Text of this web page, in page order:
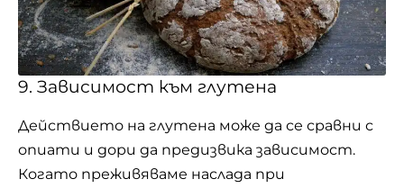
9. Зависимост към глутена
Действието на глутена може да се сравни с
опиати и дори да предизвика зависимост.
Когато преживяваме наслада при